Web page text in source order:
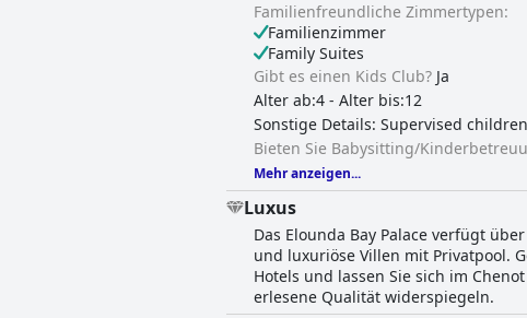
Familienfreundliche Zimmertypen:
Familienzimmer
Family Suites
Gibt es einen Kids Club? Ja
Alter ab:4 - Alter bis:12
Sonstige Details: Supervised
Bieten Sie Babysitting/
Mehr anzeigen...
Luxus
Das Elounda Bay Palace verfügt
und luxuriöse Villen mit Privatpool.
Hotels und lassen Sie sich im
erlesene Qualität widerspiegeln.